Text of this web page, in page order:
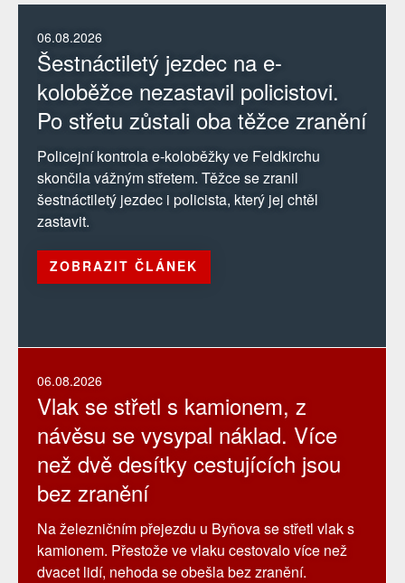
06.08.2026
Šestnáctiletý jezdec na e-
koloběžce nezastavil policistovi.
Po střetu zůstali oba těžce zranění
Policejní kontrola e-koloběžky ve Feldkirchu
skončila vážným střetem. Těžce se zranil
šestnáctiletý jezdec i policista, který jej chtěl
zastavit.
ZOBRAZIT ČLÁNEK
06.08.2026
Vlak se střetl s kamionem, z
návěsu se vysypal náklad. Více
než dvě desítky cestujících jsou
bez zranění
Na železničním přejezdu u Byňova se střetl vlak s
kamionem. Přestože ve vlaku cestovalo více než
dvacet lidí, nehoda se obešla bez zranění.